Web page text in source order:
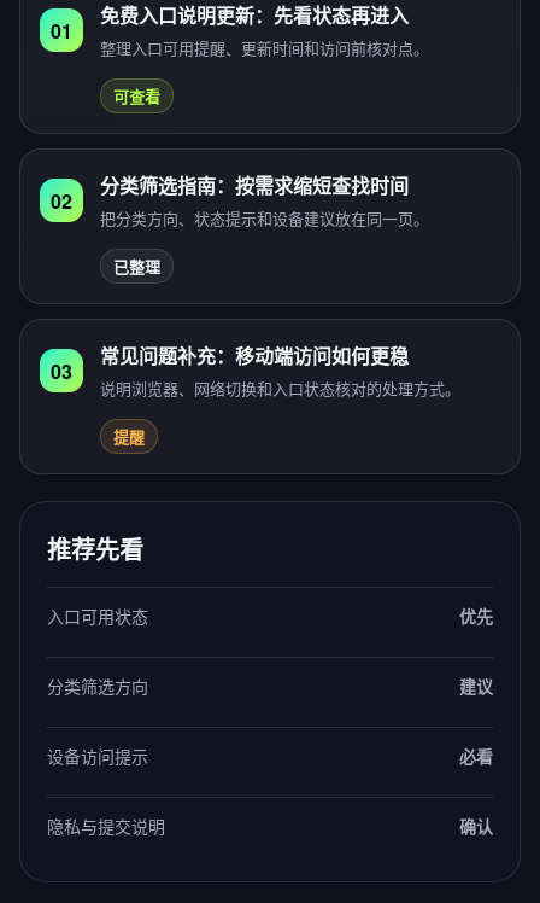
01
免费入口说明更新：先看状态再进入
整理入口可用提醒、更新时间和访问前核对点。
可查看
02
分类筛选指南：按需求缩短查找时间
把分类方向、状态提示和设备建议放在同一页。
已整理
03
常见问题补充：移动端访问如何更稳
说明浏览器、网络切换和入口状态核对的处理方式。
提醒
推荐先看
入口可用状态 优先
分类筛选方向 建议
设备访问提示 必看
隐私与提交说明 确认